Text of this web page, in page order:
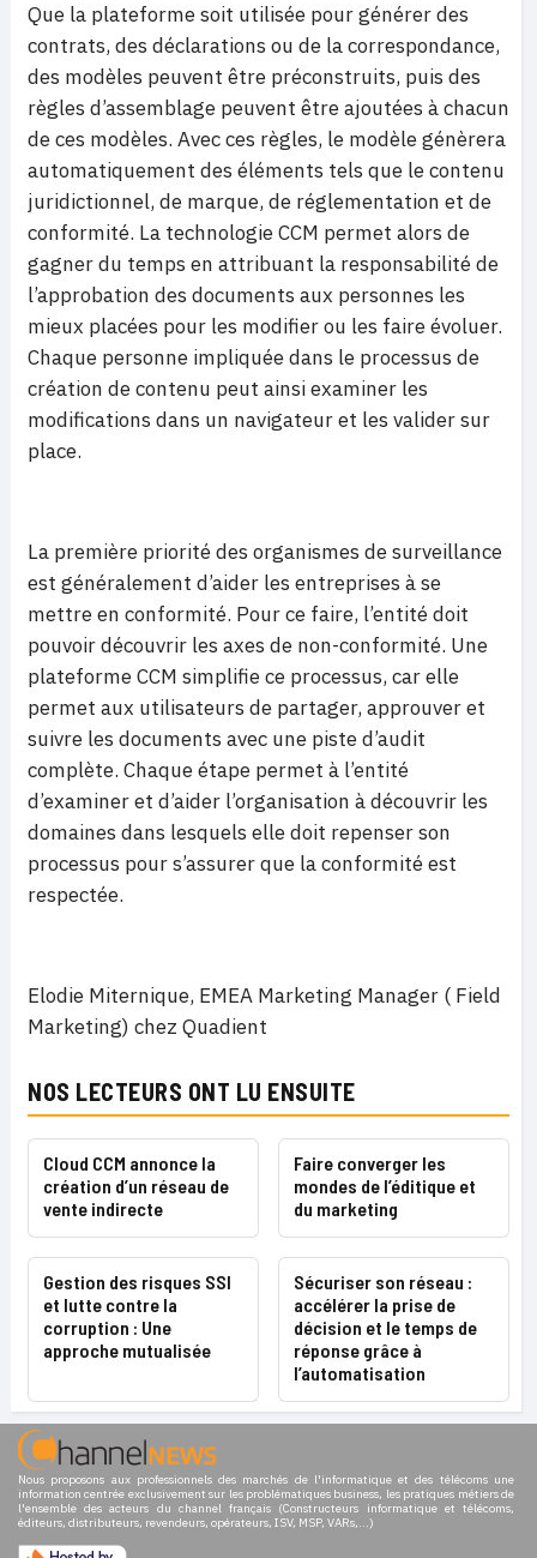
Que la plateforme soit utilisée pour générer des
contrats, des déclarations ou de la correspondance,
des modèles peuvent être préconstruits, puis des
règles d’assemblage peuvent être ajoutées à chacun
de ces modèles. Avec ces règles, le modèle génèrera
automatiquement des éléments tels que le contenu
juridictionnel, de marque, de réglementation et de
conformité. La technologie CCM permet alors de
gagner du temps en attribuant la responsabilité de
l’approbation des documents aux personnes les
mieux placées pour les modifier ou les faire évoluer.
Chaque personne impliquée dans le processus de
création de contenu peut ainsi examiner les
modifications dans un navigateur et les valider sur
place.
La première priorité des organismes de surveillance
est généralement d’aider les entreprises à se
mettre en conformité. Pour ce faire, l’entité doit
pouvoir découvrir les axes de non-conformité. Une
plateforme CCM simplifie ce processus, car elle
permet aux utilisateurs de partager, approuver et
suivre les documents avec une piste d’audit
complète. Chaque étape permet à l’entité
d’examiner et d’aider l’organisation à découvrir les
domaines dans lesquels elle doit repenser son
processus pour s’assurer que la conformité est
respectée.
Elodie Miternique, EMEA Marketing Manager ( Field
Marketing) chez Quadient
NOS LECTEURS ONT LU ENSUITE
Cloud CCM annonce la
création d’un réseau de
vente indirecte
Faire converger les
mondes de l’éditique et
du marketing
Gestion des risques SSI
et lutte contre la
corruption : Une
approche mutualisée
Sécuriser son réseau :
accélérer la prise de
décision et le temps de
réponse grâce à
l’automatisation
Nous proposons aux professionnels des marchés de l'informatique et des télécoms une
information centrée exclusivement sur les problématiques business, les pratiques métiers de
l'ensemble des acteurs du channel français (Constructeurs informatique et télécoms,
éditeurs, distributeurs, revendeurs, opérateurs, ISV, MSP, VARs,...)